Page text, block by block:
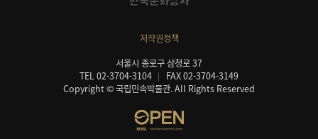
저작권정책
서울시 종로구 삼청로 37
TEL 02-3704-3104
FAX 02-3704-3149
Copyright © 국립민속박물관. All Rights Reserved